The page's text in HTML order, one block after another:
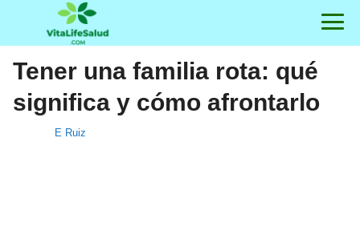
Tener una familia rota: qué
significa y cómo afrontarlo
E Ruiz